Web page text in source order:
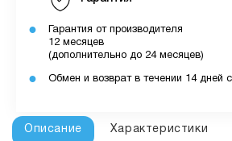
Гарантия от производителя
12 месяцев
(дополнительно до 24 месяцев)
Обмен и возврат в течении 14 дней
Описание Характеристики